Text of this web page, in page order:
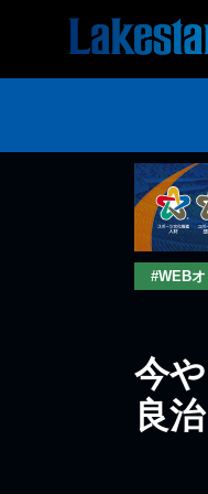
#WEB
今
良治